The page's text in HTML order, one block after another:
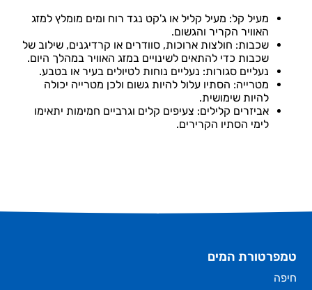
מעיל קל: מעיל קליל או ג'קט נגד רוח ומים מומלץ למזג
האוויר הקריר והגשום.
שכבות: חולצות ארוכות, סוודרים או קרדיגנים, שילוב של
שכבות כדי להתאים לשינויים במזג האוויר במהלך היום.
נעליים סגורות: נעליים נוחות לטיולים בעיר או בטבע.
מטרייה: הסתיו עלול להיות גשום ולכן מטרייה יכולה
להיות שימושית.
אביזרים קלילים: צעיפים קלים וגרביים חמימות יתאימו
לימי הסתיו הקרירים.
טמפרטורת המים
חיפה